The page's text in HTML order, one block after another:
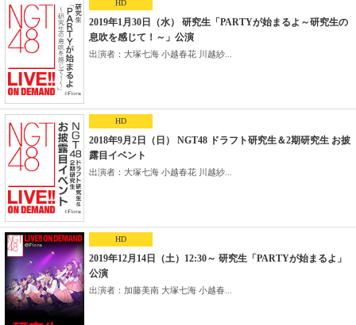
HD
2019年1月30日（水） 研究生「PARTYが始まるよ～研究生の
息吹を感じて！～」公演
出演者：大塚七海 小越春花 川越紗...
HD
2018年9月2日（日） NGT48 ドラフト研究生＆2期研究生 お披
露目イベント
出演者：大塚七海 小越春花 川越紗...
HD
2019年12月14日（土）12:30～ 研究生「PARTYが始まるよ」
公演
出演者：加藤美南 大塚七海 小越春...